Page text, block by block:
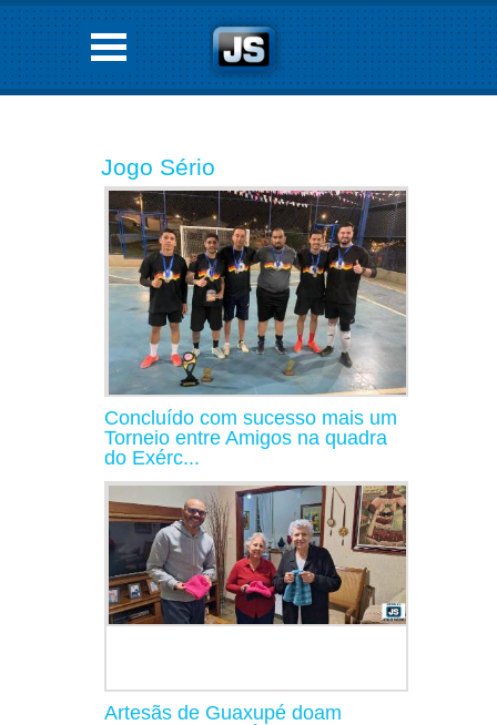
Jogo Sério
Concluído com sucesso mais um
Torneio entre Amigos na quadra
do Exérc...
Artesãs de Guaxupé doam